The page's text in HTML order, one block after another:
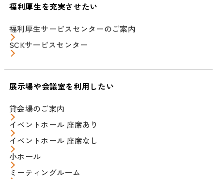
福利厚生を充実させたい
福利厚生サービスセンターのご案内
SCKサービスセンター
展示場や会議室を利用したい
貸会場のご案内
イベントホール 座席あり
イベントホール 座席なし
小ホール
ミーティングルーム